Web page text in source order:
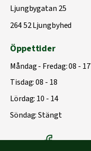
Ljungbygatan 25
264 52 Ljungbyhed
Öppettider
Måndag - Fredag: 08 - 17
Tisdag: 08 - 18
Lördag: 10 - 14
Söndag: Stängt